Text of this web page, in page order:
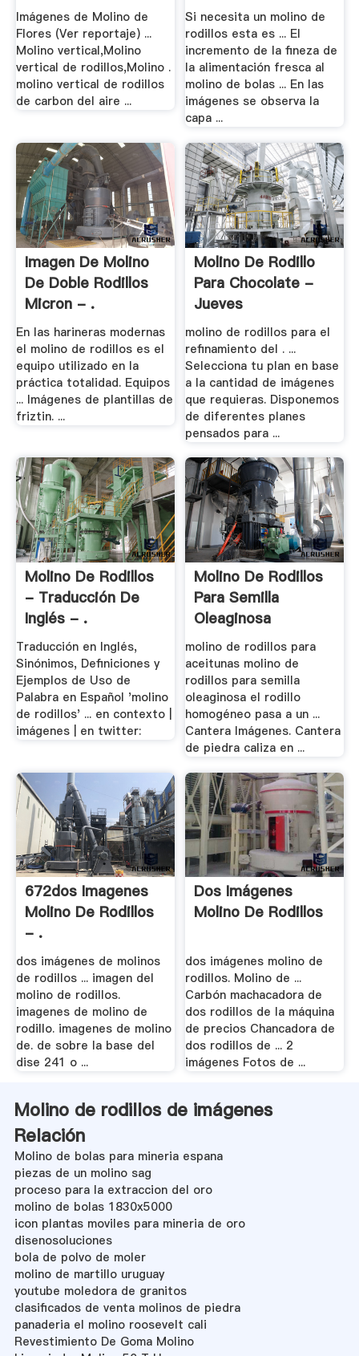
Imágenes de Molino de
Flores (Ver reportaje) ...
Molino vertical,Molino
vertical de rodillos,Molino .
molino vertical de rodillos
de carbon del aire ...
Si necesita un molino de
rodillos esta es ... El
incremento de la fineza de
la alimentación fresca al
molino de bolas ... En las
imágenes se observa la
capa ...
Imagen De Molino
De Doble Rodillos
Micron - .
En las harineras modernas
el molino de rodillos es el
equipo utilizado en la
práctica totalidad. Equipos
... Imágenes de plantillas de
friztin. ...
Molino De Rodillo
Para Chocolate -
Jueves
molino de rodillos para el
refinamiento del . ...
Selecciona tu plan en base
a la cantidad de imágenes
que requieras. Disponemos
de diferentes planes
pensados para ...
Molino De Rodillos
- Traducción De
Inglés - .
Traducción en Inglés,
Sinónimos, Definiciones y
Ejemplos de Uso de
Palabra en Español 'molino
de rodillos' ... en contexto |
imágenes | en twitter:
Molino De Rodillos
Para Semilla
Oleaginosa
molino de rodillos para
aceitunas molino de
rodillos para semilla
oleaginosa el rodillo
homogéneo pasa a un ...
Cantera Imágenes. Cantera
de piedra caliza en ...
672dos Imagenes
Molino De Rodillos
- .
dos imágenes de molinos
de rodillos ... imagen del
molino de rodillos.
imagenes de molino de
rodillo. imagenes de molino
de. de sobre la base del
dise 241 o ...
Dos Imágenes
Molino De Rodillos
dos imágenes molino de
rodillos. Molino de ...
Carbón machacadora de
dos rodillos de la máquina
de precios Chancadora de
dos rodillos de ... 2
imágenes Fotos de ...
Molino de rodillos de imágenes
Relación
Molino de bolas para mineria espana
piezas de un molino sag
proceso para la extraccion del oro
molino de bolas 1830x5000
icon plantas moviles para mineria de oro
disenosoluciones
bola de polvo de moler
molino de martillo uruguay
youtube moledora de granitos
clasificados de venta molinos de piedra
panaderia el molino roosevelt cali
Revestimiento De Goma Molino